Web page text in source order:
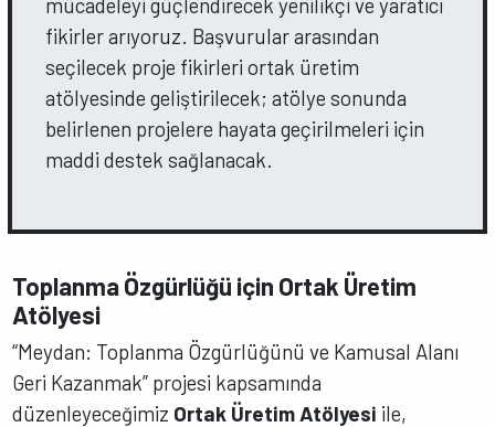
mücadeleyi güçlendirecek yenilikçi ve yaratıcı
fikirler arıyoruz. Başvurular arasından
seçilecek proje fikirleri ortak üretim
atölyesinde geliştirilecek; atölye sonunda
belirlenen projelere hayata geçirilmeleri için
maddi destek sağlanacak.
Toplanma Özgürlüğü için Ortak Üretim
Atölyesi
“Meydan: Toplanma Özgürlüğünü ve Kamusal Alanı
Geri Kazanmak” projesi kapsamında
düzenleyeceğimiz Ortak Üretim Atölyesi ile,